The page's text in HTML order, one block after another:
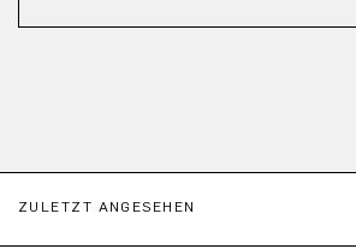
ZULETZT ANGESEHEN